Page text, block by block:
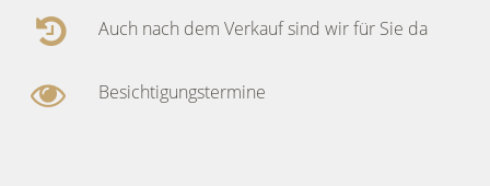
Auch nach dem Verkauf sind wir für Sie da
Besichtigungstermine